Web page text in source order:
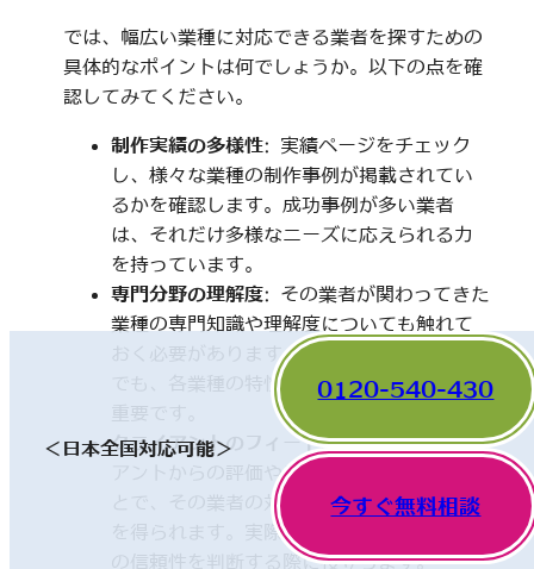
では、幅広い業種に対応できる業者を探すための
具体的なポイントは何でしょうか。以下の点を確
認してみてください。
制作実績の多様性: 実績ページをチェック
し、様々な業種の制作事例が掲載されてい
るかを確認します。成功事例が多い業者
は、それだけ多様なニーズに応えられる力
を持っています。
専門分野の理解度: その業者が関わってきた
業種の専門知識や理解度についても触れて
おく必要があります。一見、異なった分野
でも、各業種の特性を理解していることが
クライアントのフィードバック: 他のクライ
アントからの評価やレビューを確認するこ
とで、その業者の対応や成果に関する情報
を得られます。実際の利用者の声は、業者
の信頼性を判断する際に役立ちます。
＜日本全国対応可能＞
0120-540-430
今すぐ無料相談